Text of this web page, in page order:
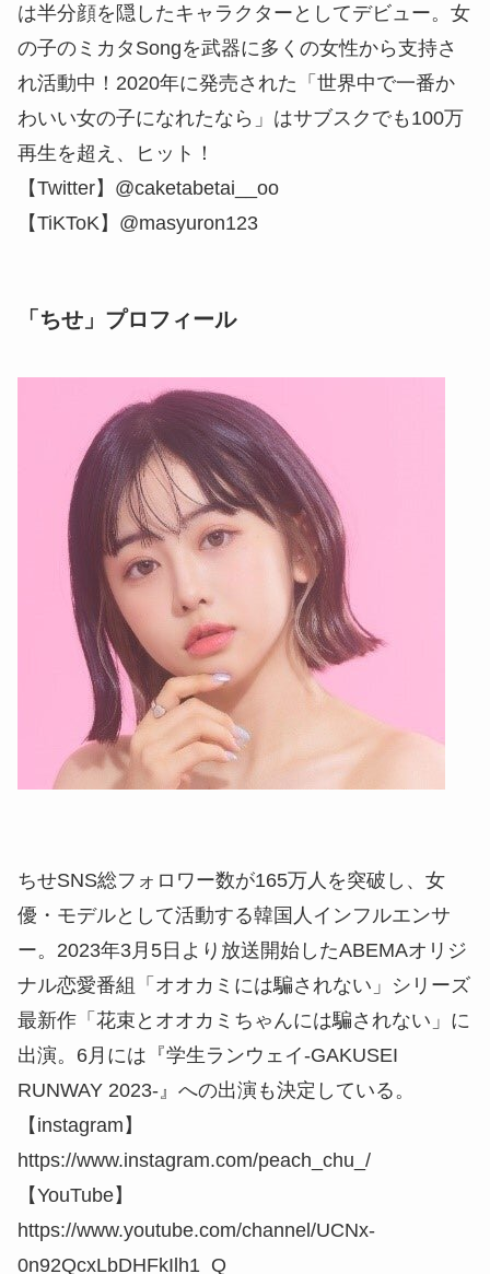
は半分顔を隠したキャラクターとしてデビュー。女
の子のミカタSongを武器に多くの女性から支持さ
れ活動中！2020年に発売された「世界中で一番か
わいい女の子になれたなら」はサブスクでも100万
再生を超え、ヒット！
【Twitter】@caketabetai__oo
【TiKToK】@masyuron123
「ちせ」プロフィール
ちせSNS総フォロワー数が165万人を突破し、女
優・モデルとして活動する韓国人インフルエンサ
ー。2023年3月5日より放送開始したABEMAオリジ
ナル恋愛番組「オオカミには騙されない」シリーズ
最新作「花束とオオカミちゃんには騙されない」に
出演。6月には『学生ランウェイ-GAKUSEI
RUNWAY 2023-』への出演も決定している。
【instagram】
https://www.instagram.com/peach_chu_/
【YouTube】
https://www.youtube.com/channel/UCNx-
0n92QcxLbDHFkIlh1_Q